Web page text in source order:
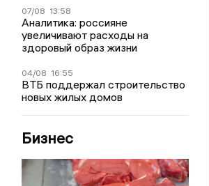
07/08 13:58
Аналитика: россияне
увеличивают расходы на
здоровый образ жизни
04/08 16:55
ВТБ поддержал строительство
новых жилых домов
Бизнес